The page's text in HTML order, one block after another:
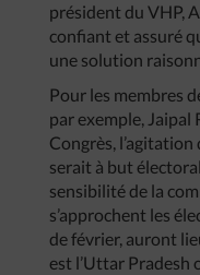
président du VHP,
confiant et assuré
une solution
Pour les membres
par exemple,
Congrès,
serait à but
sensibilité de la
s’approchent les
de février, auront
est l’Uttar Pradesh